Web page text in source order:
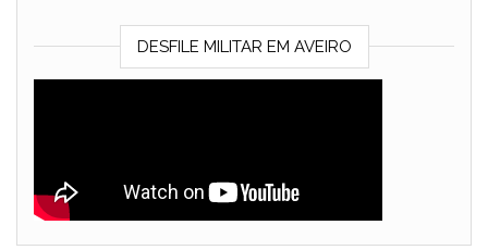
DESFILE MILITAR EM AVEIRO